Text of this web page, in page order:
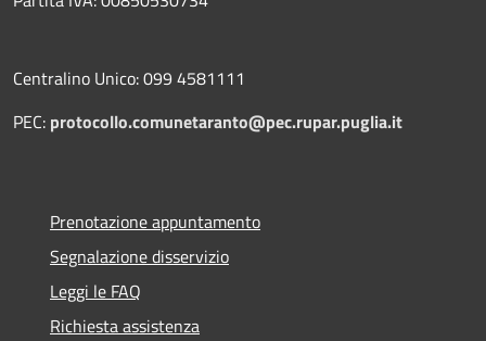
Centralino Unico: 099 4581111
PEC: protocollo.comunetaranto@pec.rupar.puglia.it
Prenotazione appuntamento
Segnalazione disservizio
Leggi le FAQ
Richiesta assistenza